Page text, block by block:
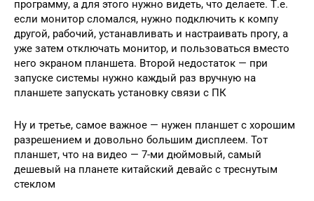
программу, а для этого нужно видеть, что делаете. Т.е.
если монитор сломался, нужно подключить к компу
другой, рабочий, устанавливать и настраивать прогу, а
уже затем отключать монитор, и пользоваться вместо
него экраном планшета. Второй недостаток — при
запуске системы нужно каждый раз вручную на
планшете запускать установку связи с ПК
Ну и третье, самое важное — нужен планшет с хорошим
разрешением и довольно большим дисплеем. Тот
планшет, что на видео — 7-ми дюймовый, самый
дешевый на планете китайский девайс с треснутым
стеклом